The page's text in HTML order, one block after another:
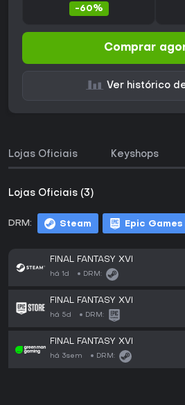
-60%
Comprar
Ver histórico
Lojas Oficiais Keyshops
Lojas Oficiais (3)
DRM: Steam Epic
FINAL FANTASY XVI
há 1d DRM:
FINAL FANTASY XVI
há 5d DRM:
FINAL FANTASY XVI
há 3sem DRM: